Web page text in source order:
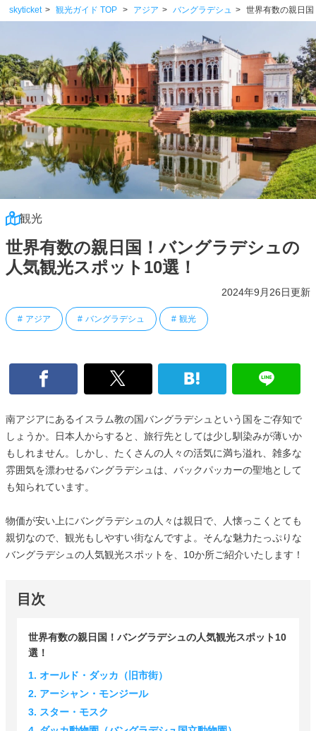
skyticket 観光ガイド TOP アジア バングラデシュ 世界有数の親日
観光
世界有数の親日国！バングラデシュの
人気観光スポット10選！
2024年9月26日更新
アジア バングラデシュ 観光
南アジアにあるイスラム教の国バングラデシュという国をご存知で
しょうか。日本人からすると、旅行先としては少し馴染みが薄いか
もしれません。しかし、たくさんの人々の活気に満ち溢れ、雑多な
雰囲気を漂わせるバングラデシュは、バックパッカーの聖地として
も知られています。
物価が安い上にバングラデシュの人々は親日で、人懐っこくとても
親切なので、観光もしやすい街なんですよ。そんな魅力たっぷりな
バングラデシュの人気観光スポットを、10か所ご紹介いたします！
目次
世界有数の親日国！バングラデシュの人気観光スポット10
選！
1. オールド・ダッカ（旧市街）
2. アーシャン・モンジール
3. スター・モスク